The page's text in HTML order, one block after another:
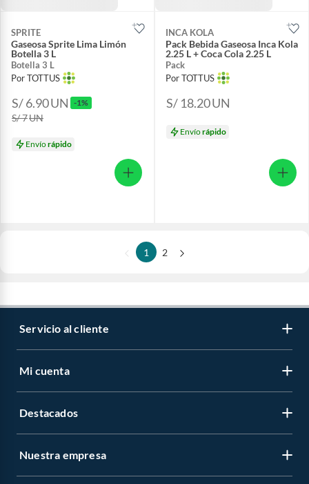
SPRITE
Gaseosa Sprite Lima Limón
Botella 3 L
Botella 3 L
Por TOTTUS
S/ 6.90UN -1%
S/ 7UN
Envíorápido
INCA KOLA
Pack Bebida Gaseosa Inca Kola
2.25 L + Coca Cola 2.25 L
Pack
Por TOTTUS
S/ 18.20UN
Envíorápido
1 2
Servicio al cliente
Mi cuenta
Destacados
Nuestra empresa